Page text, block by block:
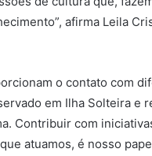
afirma Leila
o contato com
em Ilha Solteira e
Contribuir com
atuamos, é nosso